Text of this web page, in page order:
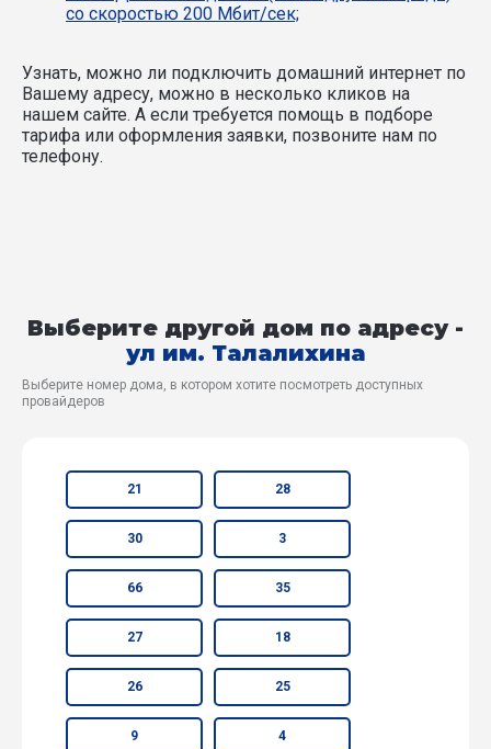
со скоростью 200 Мбит/сек;
Узнать, можно ли подключить домашний интернет по
Вашему адресу, можно в несколько кликов на
нашем сайте. А если требуется помощь в подборе
тарифа или оформления заявки, позвоните нам по
телефону.
Выберите другой дом по адресу -
ул им. Талалихина
Выберите номер дома, в котором хотите посмотреть доступных
провайдеров
21 28
30 3
66 35
27 18
26 25
9 4